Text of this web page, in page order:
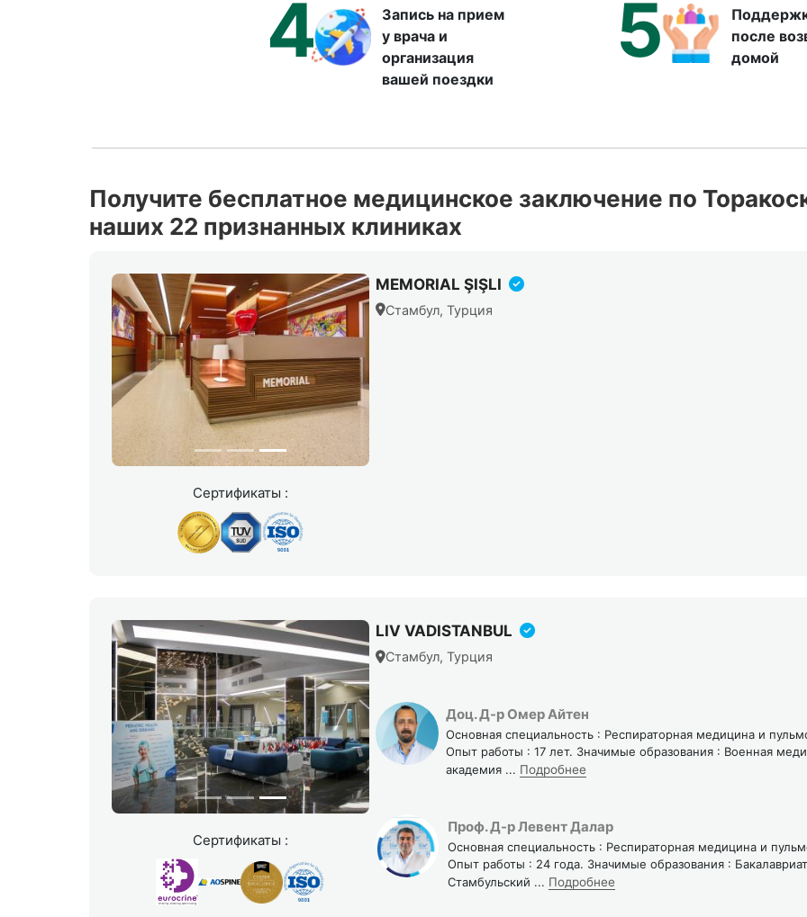
4
Запись на прием
у врача и
организация
вашей поездки
5
после
домой
Получите бесплатное медицинское заключение по
наших 22 признанных клиниках
Сертификаты :
MEMORIAL ŞIŞLI
Стамбул, Турция
Сертификаты :
LIV VADISTANBUL
Стамбул, Турция
Доц. Д-р Омер Айтен
Основная специальность : Респираторная медицина и
Опыт работы : 17 лет. Значимые образования : Военная
академия ... Подробнее
Проф. Д-р Левент Далар
Основная специальность : Респираторная медицина и
Опыт работы : 24 года. Значимые образования :
Стамбульский ... Подробнее